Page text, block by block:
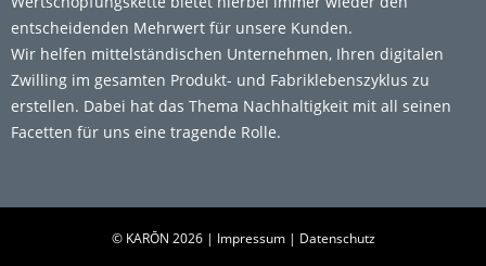
entscheidenden Mehrwert für unsere Kunden.
Wir helfen mittelständischen Unternehmen, Ihren digitalen
Zwilling im gesamten Produkt- und Fabriklebenszyklus zu
erstellen. Dabei hat das Thema Nachhaltigkeit mit all seinen
Facetten für uns eine tragende Rolle.
© KARŌN 2026 | Impressum| Datenschutz